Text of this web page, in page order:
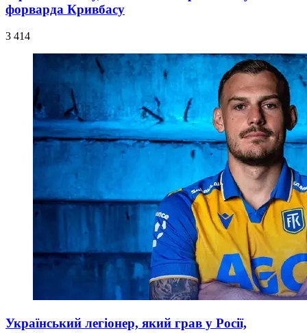
форварда Кривбасу
3 414
Український легіонер, який грав у Росії,